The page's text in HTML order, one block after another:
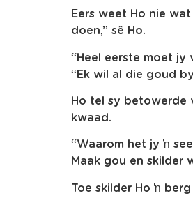
Eers weet Ho nie
doen,” sê Ho.
“Heel eerste moet jy
“Ek wil al die goud
Ho tel sy betowerde
kwaad.
“Waarom het jy ŉ
Maak gou en skilder
Toe skilder Ho ŉ